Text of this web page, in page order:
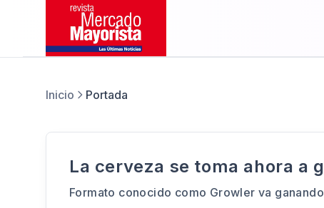
Inicio Portada
La cerveza se toma ahora a
Formato conocido como Growler va